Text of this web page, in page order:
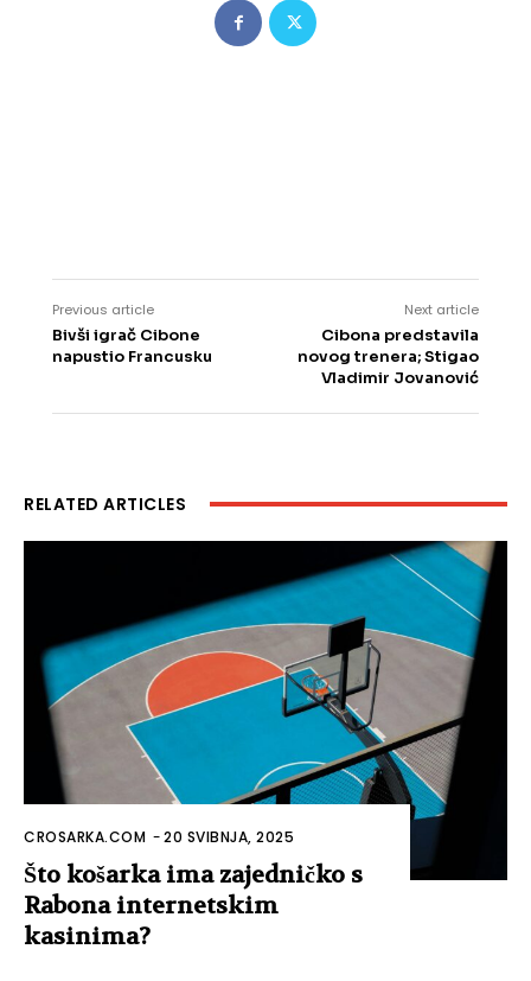
Previous article
Bivši igrač Cibone
napustio Francusku
Next article
Cibona predstavila
novog trenera; Stigao
Vladimir Jovanović
RELATED ARTICLES
CROSARKA.COM -20 SVIBNJA, 2025
Što košarka ima zajedničko s
Rabona internetskim
kasinima?